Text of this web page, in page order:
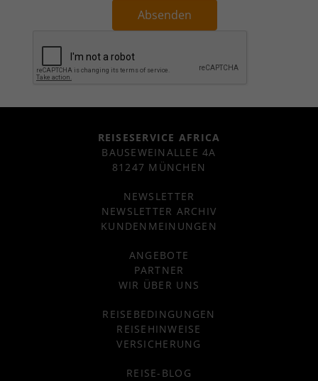
Absenden
REISESERVICE AFRICA
BAUSEWEINALLEE 4A
81247 MÜNCHEN
NEWSLETTER
NEWSLETTER ARCHIV
KUNDENMEINUNGEN
ANGEBOTE
PARTNER
WIR ÜBER UNS
REISEBEDINGUNGEN
REISEHINWEISE
VERSICHERUNG
REISE-BLOG